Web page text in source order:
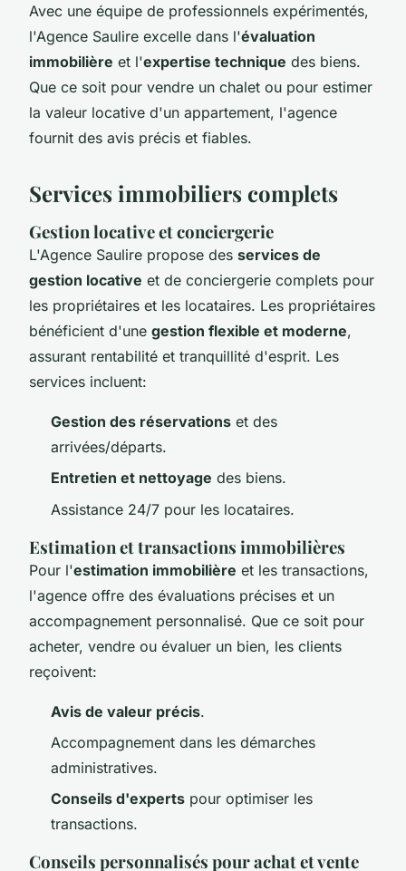
Avec une équipe de professionnels expérimentés,
l'Agence Saulire excelle dans l'évaluation
immobilière et l'expertise technique des biens.
Que ce soit pour vendre un chalet ou pour estimer
la valeur locative d'un appartement, l'agence
fournit des avis précis et fiables.
Services immobiliers complets
Gestion locative et conciergerie
L'Agence Saulire propose des services de
gestion locative et de conciergerie complets pour
les propriétaires et les locataires. Les propriétaires
bénéficient d'une gestion flexible et moderne,
assurant rentabilité et tranquillité d'esprit. Les
services incluent:
Gestion des réservations et des
arrivées/départs.
Entretien et nettoyage des biens.
Assistance 24/7 pour les locataires.
Estimation et transactions immobilières
Pour l'estimation immobilière et les transactions,
l'agence offre des évaluations précises et un
accompagnement personnalisé. Que ce soit pour
acheter, vendre ou évaluer un bien, les clients
reçoivent:
Avis de valeur précis.
Accompagnement dans les démarches
administratives.
Conseils d'experts pour optimiser les
transactions.
Conseils personnalisés pour achat et vente